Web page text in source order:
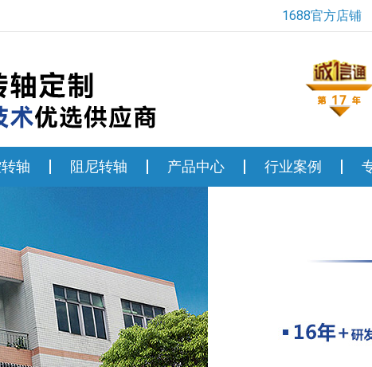
1688官方店铺
轴 阻尼转轴 产品中心 行业案例